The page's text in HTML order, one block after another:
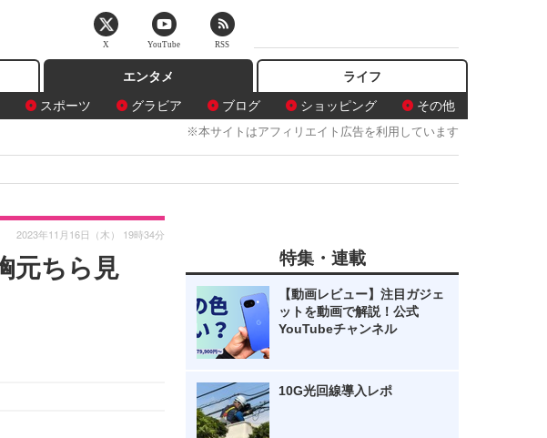
エンタメ
スポーツ グラビア ブログ ショッピング その他
ライフ
※本サイトはアフィリエイト広告を利用しています
元ちら見
2023年11月16日（木） 19時34分
特集・連載
【動画レビュー】注目ガジェ
ットを動画で解説！公式
YouTubeチャンネル
10G光回線導入レポ
X YouTube RSS